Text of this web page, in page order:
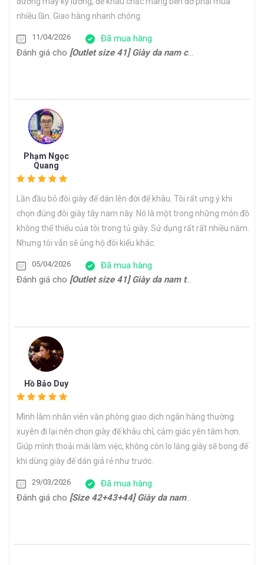
nhiều lần. Giao hàng nhanh chóng.
11/04/2026
Đã mua hàng
Đánh giá cho [Outlet size 41] Giày da nam cổ điển đế da bò Oxford 1701G
Phạm Ngọc
Quang
Lần đầu bỏ đôi giày đế dán lên đời đế khâu. Tôi rất ưng ý khi
chọn đúng đôi giày tây nam này. Nó là một trong những món đồ
không thể thiếu của tôi trong tủ giày. Sử dụng rất rất nhiều năm.
Nhưng tôi vẫn sẽ ủng hộ đôi kiểu khác.
05/04/2026
Đã mua hàng
Đánh giá cho [Outlet size 41] Giày da nam trẻ trung Derby CDB0170G
Hồ Bảo Duy
Mình làm nhân viên văn phòng giao dịch ngân hàng thường
xuyên đi lại nên chọn giày đế khâu chỉ, cảm giác yên tâm hơn.
Giúp mình thoải mái làm việc, không còn lo lắng giày sẽ bong đế
khi dùng giày đế dán giá rẻ như trước.
29/03/2026
Đã mua hàng
Đánh giá cho [Size 42+43+44] Giày da nam công sở form thon gọn Oxford HH22794